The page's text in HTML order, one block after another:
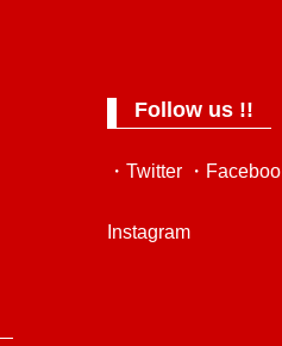
Follow us !!
・Twitter ・
Instagram